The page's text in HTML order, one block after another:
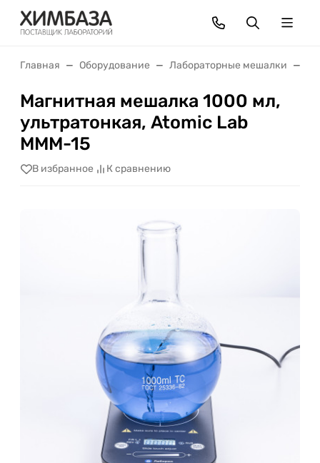
Главная Оборудование Лабораторные мешалки
Магнитная мешалка 1000 мл,
ультратонкая, Atomic Lab
MMM-15
В избранное К сравнению